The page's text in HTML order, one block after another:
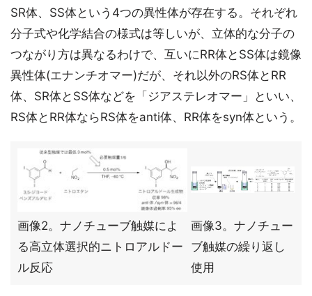
SR体、SS体という4つの異性体が存在する。それぞれ
分子式や化学結合の様式は等しいが、立体的な分子の
つながり方は異なるわけで、互いにRR体とSS体は鏡像
異性体(エナンチオマー)だが、それ以外のRS体とRR
体、SR体とSS体などを「ジアステレオマー」といい、
RS体とRR体ならRS体をanti体、RR体をsyn体という。
画像2。ナノチューブ触媒によ
る高立体選択的ニトロアルドー
ル反応
画像3。ナノチュー
ブ触媒の繰り返し
使用